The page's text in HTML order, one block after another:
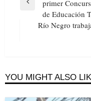
entradas
Previousprimer
de Educación
Río Negro
YOU MIGHT ALSO